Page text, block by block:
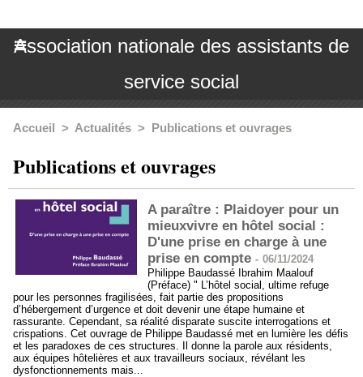
Association nationale des assistants de
service social
Accueil > Actualités > Publications et ouvrages
Publications et ouvrages
A paraître : Plaidoyer pour un
mieuxvivre en hôtel social :
D'une prise en charge à une
prise en compte - 06/11/2024
Philippe Baudassé Ibrahim Maalouf
(Préface) " L’hôtel social, ultime refuge
pour les personnes fragilisées, fait partie des propositions
d’hébergement d’urgence et doit devenir une étape humaine et
rassurante. Cependant, sa réalité disparate suscite interrogations et
crispations. Cet ouvrage de Philippe Baudassé met en lumière les défis
et les paradoxes de ces structures. Il donne la parole aux résidents,
aux équipes hôtelières et aux travailleurs sociaux, révélant les
dysfonctionnements mais...